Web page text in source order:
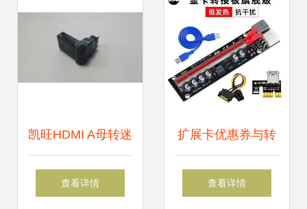
凯旺HDMI A母转迷
你HDMI公头180°
查看详情
扩展卡优惠券与转
接卡转接线价格解
查看详情